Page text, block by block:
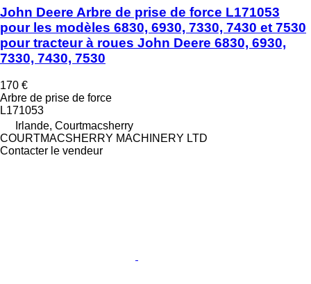
John Deere Arbre de prise de force L171053
pour les modèles 6830, 6930, 7330, 7430 et 7530
pour tracteur à roues John Deere 6830, 6930,
7330, 7430, 7530
170 €
Arbre de prise de force
L171053
Irlande, Courtmacsherry
COURTMACSHERRY MACHINERY LTD
Contacter le vendeur